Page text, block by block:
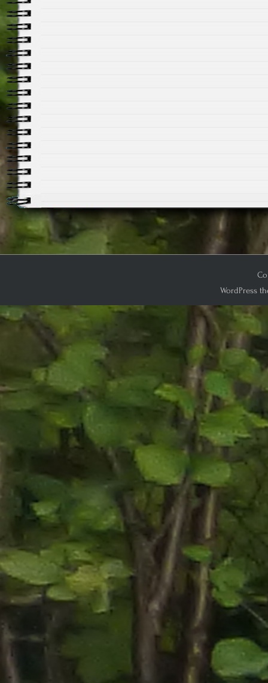
WordPress